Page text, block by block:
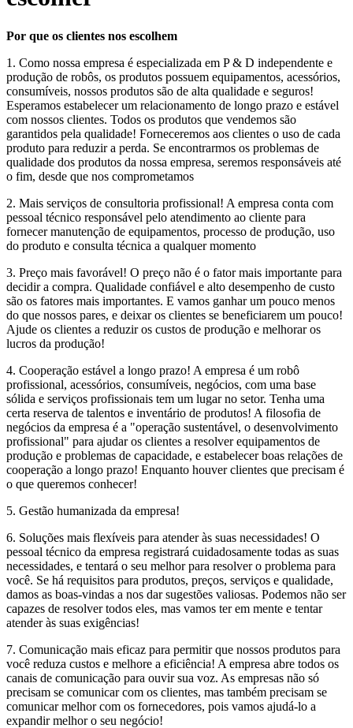
Por que os clientes nos escolhem
1. Como nossa empresa é especializada em P & D independente e
produção de robôs, os produtos possuem equipamentos, acessórios,
consumíveis, nossos produtos são de alta qualidade e seguros!
Esperamos estabelecer um relacionamento de longo prazo e estável
com nossos clientes. Todos os produtos que vendemos são
garantidos pela qualidade! Forneceremos aos clientes o uso de cada
produto para reduzir a perda. Se encontrarmos os problemas de
qualidade dos produtos da nossa empresa, seremos responsáveis até
o fim, desde que nos comprometamos
2. Mais serviços de consultoria profissional! A empresa conta com
pessoal técnico responsável pelo atendimento ao cliente para
fornecer manutenção de equipamentos, processo de produção, uso
do produto e consulta técnica a qualquer momento
3. Preço mais favorável! O preço não é o fator mais importante para
decidir a compra. Qualidade confiável e alto desempenho de custo
são os fatores mais importantes. E vamos ganhar um pouco menos
do que nossos pares, e deixar os clientes se beneficiarem um pouco!
Ajude os clientes a reduzir os custos de produção e melhorar os
lucros da produção!
4. Cooperação estável a longo prazo! A empresa é um robô
profissional, acessórios, consumíveis, negócios, com uma base
sólida e serviços profissionais tem um lugar no setor. Tenha uma
certa reserva de talentos e inventário de produtos! A filosofia de
negócios da empresa é a "operação sustentável, o desenvolvimento
profissional" para ajudar os clientes a resolver equipamentos de
produção e problemas de capacidade, e estabelecer boas relações de
cooperação a longo prazo! Enquanto houver clientes que precisam é
o que queremos conhecer!
5. Gestão humanizada da empresa!
6. Soluções mais flexíveis para atender às suas necessidades! O
pessoal técnico da empresa registrará cuidadosamente todas as suas
necessidades, e tentará o seu melhor para resolver o problema para
você. Se há requisitos para produtos, preços, serviços e qualidade,
damos as boas-vindas a nos dar sugestões valiosas. Podemos não ser
capazes de resolver todos eles, mas vamos ter em mente e tentar
atender às suas exigências!
7. Comunicação mais eficaz para permitir que nossos produtos para
você reduza custos e melhore a eficiência! A empresa abre todos os
canais de comunicação para ouvir sua voz. As empresas não só
precisam se comunicar com os clientes, mas também precisam se
comunicar melhor com os fornecedores, pois vamos ajudá-lo a
expandir melhor o seu negócio!